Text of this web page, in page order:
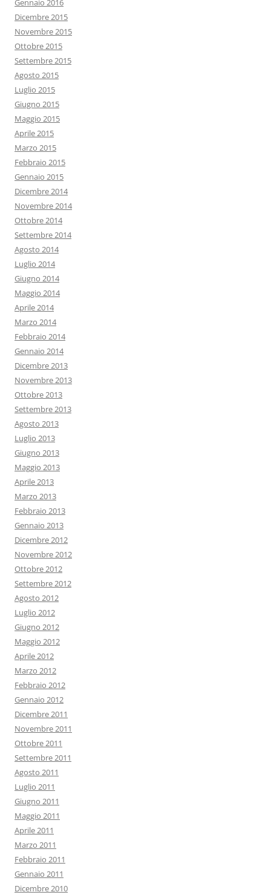
Gennaio 2016
Dicembre 2015
Novembre 2015
Ottobre 2015
Settembre 2015
Agosto 2015
Luglio 2015
Giugno 2015
Maggio 2015
Aprile 2015
Marzo 2015
Febbraio 2015
Gennaio 2015
Dicembre 2014
Novembre 2014
Ottobre 2014
Settembre 2014
Agosto 2014
Luglio 2014
Giugno 2014
Maggio 2014
Aprile 2014
Marzo 2014
Febbraio 2014
Gennaio 2014
Dicembre 2013
Novembre 2013
Ottobre 2013
Settembre 2013
Agosto 2013
Luglio 2013
Giugno 2013
Maggio 2013
Aprile 2013
Marzo 2013
Febbraio 2013
Gennaio 2013
Dicembre 2012
Novembre 2012
Ottobre 2012
Settembre 2012
Agosto 2012
Luglio 2012
Giugno 2012
Maggio 2012
Aprile 2012
Marzo 2012
Febbraio 2012
Gennaio 2012
Dicembre 2011
Novembre 2011
Ottobre 2011
Settembre 2011
Agosto 2011
Luglio 2011
Giugno 2011
Maggio 2011
Aprile 2011
Marzo 2011
Febbraio 2011
Gennaio 2011
Dicembre 2010